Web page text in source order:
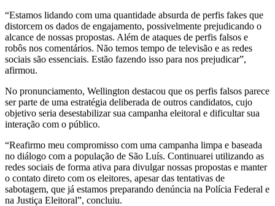
“Estamos lidando com uma quantidade absurda de perfis fakes que
distorcem os dados de engajamento, possivelmente prejudicando o
alcance de nossas propostas. Além de ataques de perfis falsos e
robôs nos comentários. Não temos tempo de televisão e as redes
sociais são essenciais. Estão fazendo isso para nos prejudicar”,
afirmou.
No pronunciamento, Wellington destacou que os perfis falsos parece
ser parte de uma estratégia deliberada de outros candidatos, cujo
objetivo seria desestabilizar sua campanha eleitoral e dificultar sua
interação com o público.
“Reafirmo meu compromisso com uma campanha limpa e baseada
no diálogo com a população de São Luís. Continuarei utilizando as
redes sociais de forma ativa para divulgar nossas propostas e manter
o contato direto com os eleitores, apesar das tentativas de
sabotagem, que já estamos preparando denúncia na Polícia Federal e
na Justiça Eleitoral”, concluiu.